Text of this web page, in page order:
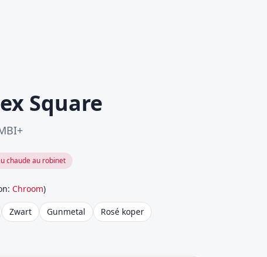
Square
chaude au robinet
: Chroom)
Zwart Gunmetal
Rosé koper